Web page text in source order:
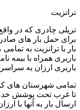
ترانزیت
تریلی چادری که در
برای حمل بار های
بار با ترانزیت به
باربری همراه با بیمه
باربری ارزان به
تمامی شهرستان های
تا غرب تحت پوشش
ارسال بار به آنها با